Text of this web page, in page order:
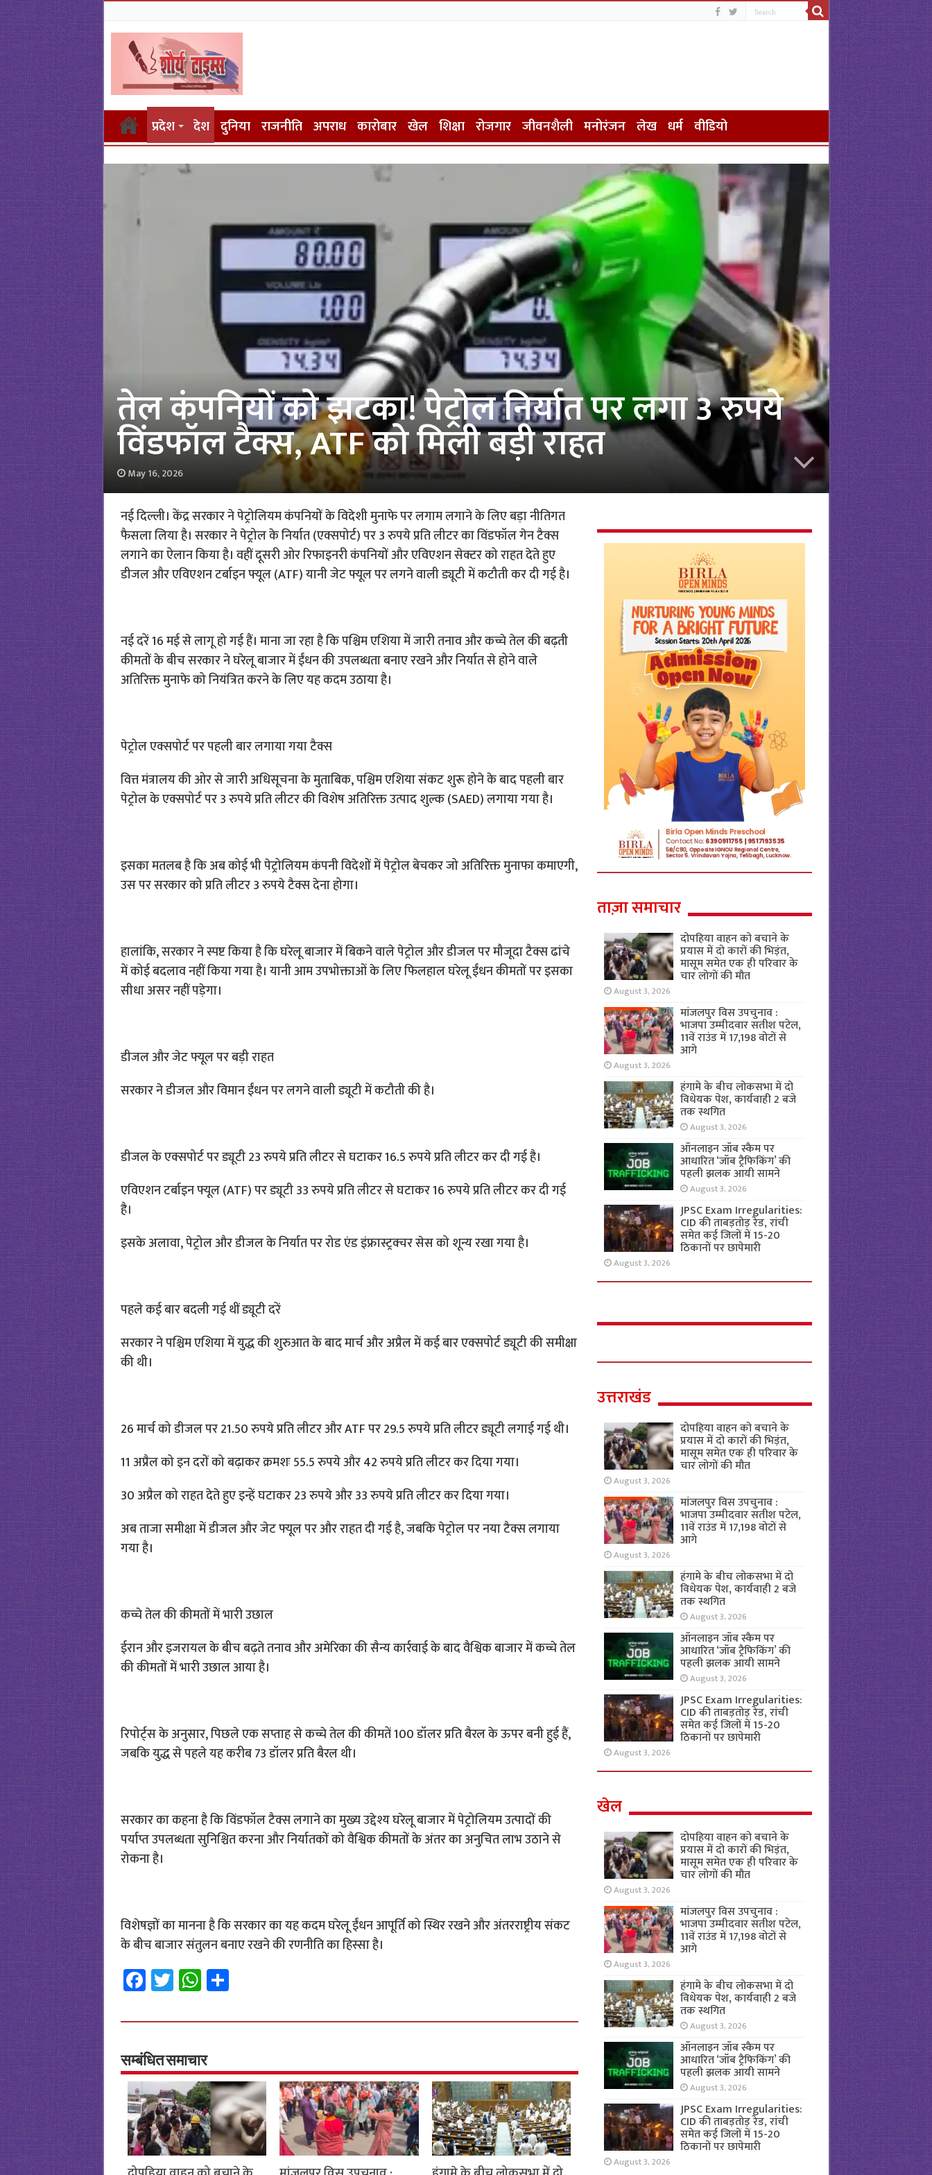
प्रदेश देश दुनिया राजनीति अपराध कारोबार खेल शिक्षा रोजगार जीवनशैली मनोरंजन लेख धर्म वीडियो
तेल कंपनियों को झटका! पेट्रोल निर्यात पर लगा 3 रुपये
विंडफॉल टैक्स, ATF को मिली बड़ी राहत
May 16, 2026
नई दिल्ली। केंद्र सरकार ने पेट्रोलियम कंपनियों के विदेशी मुनाफे पर लगाम लगाने के लिए बड़ा नीतिगत
फैसला लिया है। सरकार ने पेट्रोल के निर्यात (एक्सपोर्ट) पर 3 रुपये प्रति लीटर का विंडफॉल गेन टैक्स
लगाने का ऐलान किया है। वहीं दूसरी ओर रिफाइनरी कंपनियों और एविएशन सेक्टर को राहत देते हुए
डीजल और एविएशन टर्बाइन फ्यूल (ATF) यानी जेट फ्यूल पर लगने वाली ड्यूटी में कटौती कर दी गई है।
नई दरें 16 मई से लागू हो गई हैं। माना जा रहा है कि पश्चिम एशिया में जारी तनाव और कच्चे तेल की बढ़ती
कीमतों के बीच सरकार ने घरेलू बाजार में ईंधन की उपलब्धता बनाए रखने और निर्यात से होने वाले
अतिरिक्त मुनाफे को नियंत्रित करने के लिए यह कदम उठाया है।
पेट्रोल एक्सपोर्ट पर पहली बार लगाया गया टैक्स
वित्त मंत्रालय की ओर से जारी अधिसूचना के मुताबिक, पश्चिम एशिया संकट शुरू होने के बाद पहली बार
पेट्रोल के एक्सपोर्ट पर 3 रुपये प्रति लीटर की विशेष अतिरिक्त उत्पाद शुल्क (SAED) लगाया गया है।
इसका मतलब है कि अब कोई भी पेट्रोलियम कंपनी विदेशों में पेट्रोल बेचकर जो अतिरिक्त मुनाफा कमाएगी,
उस पर सरकार को प्रति लीटर 3 रुपये टैक्स देना होगा।
हालांकि, सरकार ने स्पष्ट किया है कि घरेलू बाजार में बिकने वाले पेट्रोल और डीजल पर मौजूदा टैक्स ढांचे
में कोई बदलाव नहीं किया गया है। यानी आम उपभोक्ताओं के लिए फिलहाल घरेलू ईंधन कीमतों पर इसका
सीधा असर नहीं पड़ेगा।
डीजल और जेट फ्यूल पर बड़ी राहत
सरकार ने डीजल और विमान ईंधन पर लगने वाली ड्यूटी में कटौती की है।
डीजल के एक्सपोर्ट पर ड्यूटी 23 रुपये प्रति लीटर से घटाकर 16.5 रुपये प्रति लीटर कर दी गई है।
एविएशन टर्बाइन फ्यूल (ATF) पर ड्यूटी 33 रुपये प्रति लीटर से घटाकर 16 रुपये प्रति लीटर कर दी गई
है।
इसके अलावा, पेट्रोल और डीजल के निर्यात पर रोड एंड इंफ्रास्ट्रक्चर सेस को शून्य रखा गया है।
पहले कई बार बदली गई थीं ड्यूटी दरें
सरकार ने पश्चिम एशिया में युद्ध की शुरुआत के बाद मार्च और अप्रैल में कई बार एक्सपोर्ट ड्यूटी की समीक्षा
की थी।
26 मार्च को डीजल पर 21.50 रुपये प्रति लीटर और ATF पर 29.5 रुपये प्रति लीटर ड्यूटी लगाई गई थी।
11 अप्रैल को इन दरों को बढ़ाकर क्रमशः 55.5 रुपये और 42 रुपये प्रति लीटर कर दिया गया।
30 अप्रैल को राहत देते हुए इन्हें घटाकर 23 रुपये और 33 रुपये प्रति लीटर कर दिया गया।
अब ताजा समीक्षा में डीजल और जेट फ्यूल पर और राहत दी गई है, जबकि पेट्रोल पर नया टैक्स लगाया
गया है।
कच्चे तेल की कीमतों में भारी उछाल
ईरान और इजरायल के बीच बढ़ते तनाव और अमेरिका की सैन्य कार्रवाई के बाद वैश्विक बाजार में कच्चे तेल
की कीमतों में भारी उछाल आया है।
रिपोर्ट्स के अनुसार, पिछले एक सप्ताह से कच्चे तेल की कीमतें 100 डॉलर प्रति बैरल के ऊपर बनी हुई हैं,
जबकि युद्ध से पहले यह करीब 73 डॉलर प्रति बैरल थी।
सरकार का कहना है कि विंडफॉल टैक्स लगाने का मुख्य उद्देश्य घरेलू बाजार में पेट्रोलियम उत्पादों की
पर्याप्त उपलब्धता सुनिश्चित करना और निर्यातकों को वैश्विक कीमतों के अंतर का अनुचित लाभ उठाने से
रोकना है।
विशेषज्ञों का मानना है कि सरकार का यह कदम घरेलू ईंधन आपूर्ति को स्थिर रखने और अंतरराष्ट्रीय संकट
के बीच बाजार संतुलन बनाए रखने की रणनीति का हिस्सा है।
Fa
ce
b
o
o
k
T
wi
tt
er
W
h
at
sA
p
p
S
h
ar
सम्बंधित समाचार
ताज़ा समाचार
दोपहिया वाहन को बचाने के
प्रयास में दो कारों की भिड़ंत,
मासूम समेत एक ही परिवार के
चार लोगों की मौत
August 3, 2026
मांजलपुर विस उपचुनाव :
भाजपा उम्मीदवार सतीश पटेल,
11वें राउंड में 17,198 वोटों से
आगे
August 3, 2026
हंगामे के बीच लोकसभा में दो
विधेयक पेश, कार्यवाही 2 बजे
तक स्थगित
August 3, 2026
ऑनलाइन जॉब स्कैम पर
आधारित ‘जॉब ट्रैफिकिंग’ की
पहली झलक आयी सामने
August 3, 2026
JPSC Exam Irregularities:
CID की ताबड़तोड़ रेड, रांची
समेत कई जिलों में 15-20
ठिकानों पर छापेमारी
August 3, 2026
उत्तराखंड
दोपहिया वाहन को बचाने के
प्रयास में दो कारों की भिड़ंत,
मासूम समेत एक ही परिवार के
चार लोगों की मौत
August 3, 2026
मांजलपुर विस उपचुनाव :
भाजपा उम्मीदवार सतीश पटेल,
11वें राउंड में 17,198 वोटों से
आगे
August 3, 2026
हंगामे के बीच लोकसभा में दो
विधेयक पेश, कार्यवाही 2 बजे
तक स्थगित
August 3, 2026
ऑनलाइन जॉब स्कैम पर
आधारित ‘जॉब ट्रैफिकिंग’ की
पहली झलक आयी सामने
August 3, 2026
JPSC Exam Irregularities:
CID की ताबड़तोड़ रेड, रांची
समेत कई जिलों में 15-20
ठिकानों पर छापेमारी
August 3, 2026
खेल
दोपहिया वाहन को बचाने के
प्रयास में दो कारों की भिड़ंत,
मासूम समेत एक ही परिवार के
चार लोगों की मौत
August 3, 2026
मांजलपुर विस उपचुनाव :
भाजपा उम्मीदवार सतीश पटेल,
11वें राउंड में 17,198 वोटों से
आगे
August 3, 2026
हंगामे के बीच लोकसभा में दो
विधेयक पेश, कार्यवाही 2 बजे
तक स्थगित
August 3, 2026
ऑनलाइन जॉब स्कैम पर
आधारित ‘जॉब ट्रैफिकिंग’ की
पहली झलक आयी सामने
August 3, 2026
JPSC Exam Irregularities:
CID की ताबड़तोड़ रेड, रांची
समेत कई जिलों में 15-20
ठिकानों पर छापेमारी
August 3, 2026